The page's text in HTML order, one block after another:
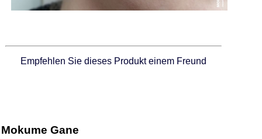
Empfehlen Sie dieses Produkt einem Freund
Mokume Gane